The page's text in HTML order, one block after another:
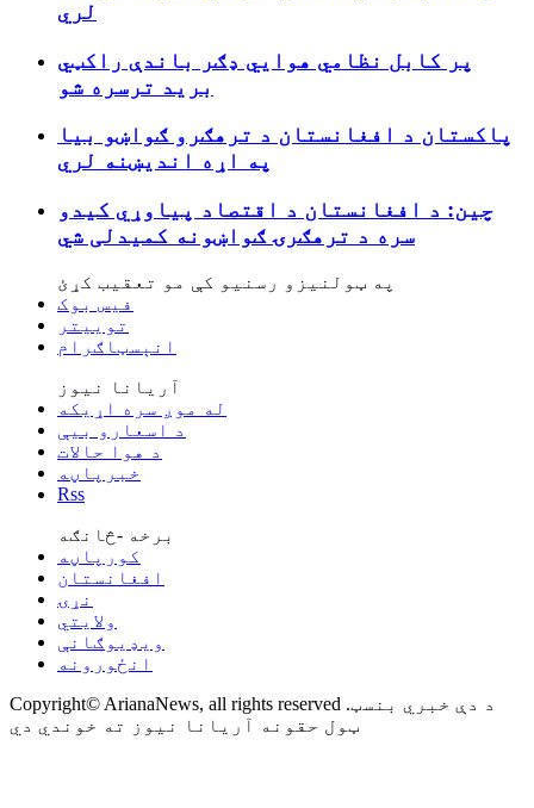
لري
پر کابل نظامي هوایي ډګر باندې راکټي
برید ترسره شو
پاکستان د افغانستان د ترهګرو ګواښو بیا
په اړه اندیښنه لري
چین: د افغانستان د اقتصاد پیاوړي کیدو
سره د ترهګرۍ ګواښونه کمیدلی شي
په ټولنیزو رسنیو کې مو تعقیب کړئ
فیس بوک
توییتر
انېسټاګرام
آریانا نیوز
له موږ سره اړیکه
د اسعارو بیې
د هوا حالات
خبرپاڼه
Rss
برخه -څانګه
کورپاڼه
افغانستان
نړۍ
ولایتي
ویډیوګانې
انځورونه
Copyright© ArianaNews, all rights reserved .د دې خبري بنسټ
ټول حقونه آریانا نیوز ته خوندي دي